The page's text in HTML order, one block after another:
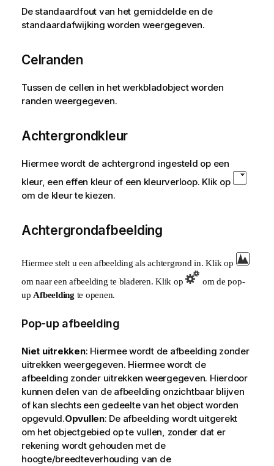
De standaardfout van het gemiddelde en de
standaardafwijking worden weergegeven.
Celranden
Tussen de cellen in het werkbladobject worden
randen weergegeven.
Achtergrondkleur
Hiermee wordt de achtergrond ingesteld op een
kleur, een effen kleur of een kleurverloop. Klik op
om de kleur te kiezen.
Achtergrondafbeelding
Hiermee stelt u een afbeelding als achtergrond in. Klik op
om naar een afbeelding te bladeren. Klik op
om de pop-
up Afbeelding te openen.
Pop-up afbeelding
Niet uitrekken: Hiermee wordt de afbeelding zonder
uitrekken weergegeven. Hiermee wordt de
afbeelding zonder uitrekken weergegeven. Hierdoor
kunnen delen van de afbeelding onzichtbaar blijven
of kan slechts een gedeelte van het object worden
opgevuld.Opvullen: De afbeelding wordt uitgerekt
om het objectgebied op te vullen, zonder dat er
rekening wordt gehouden met de
hoogte/breedteverhouding van de